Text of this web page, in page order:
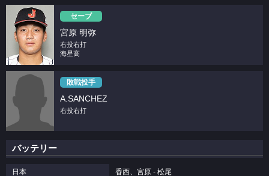
セーブ
宮原 明弥
右投右打
海星高
敗戦投手
A.SANCHEZ
右投右打
バッテリー
日本 香西、宮原 - 松尾